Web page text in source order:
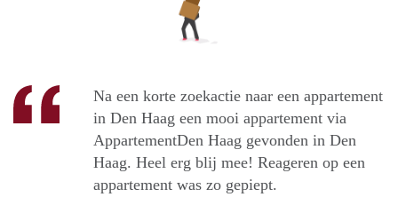
Na een korte zoekactie naar een appartement
in Den Haag een mooi appartement via
AppartementDen Haag gevonden in Den
Haag. Heel erg blij mee! Reageren op een
appartement was zo gepiept.